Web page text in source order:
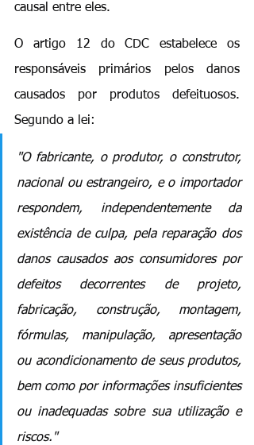
causal entre eles.
O artigo 12 do CDC estabelece os
responsáveis primários pelos danos
causados por produtos defeituosos.
Segundo a lei:
"O fabricante, o produtor, o construtor,
nacional ou estrangeiro, e o importador
respondem, independentemente da
existência de culpa, pela reparação dos
danos causados aos consumidores por
defeitos decorrentes de projeto,
fabricação, construção, montagem,
fórmulas, manipulação, apresentação
ou acondicionamento de seus produtos,
bem como por informações insuficientes
ou inadequadas sobre sua utilização e
riscos."